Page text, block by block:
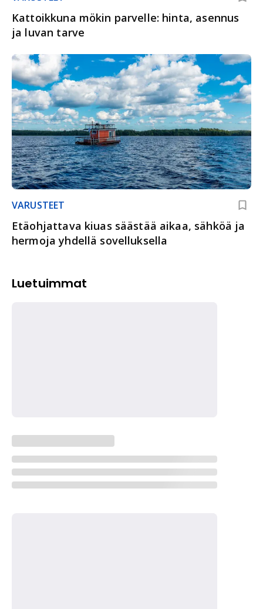
Kattoikkuna mökin parvelle: hinta, asennus
ja luvan tarve
VARUSTEET
Etäohjattava kiuas säästää aikaa, sähköä ja
hermoja yhdellä sovelluksella
Luetuimmat